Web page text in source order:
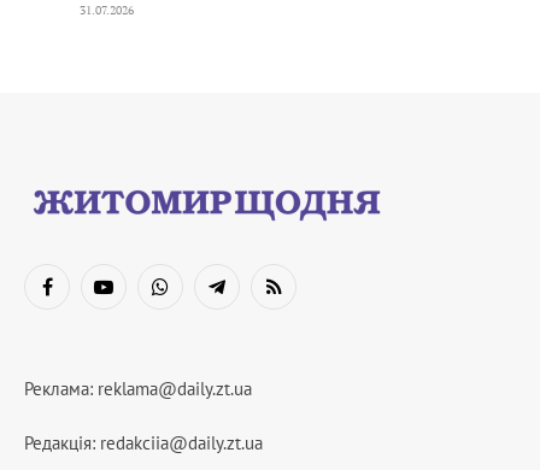
31.07.2026
FacebookYouTubeWhatsAppTelegramRSS
Реклама: reklama@daily.zt.ua
Редакція: redakciia@daily.zt.ua